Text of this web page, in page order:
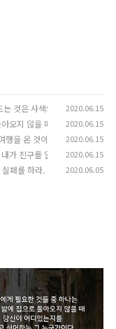
것은 사색의 힘이다. (0)
2020.06.15
오지 않을 때 당신이 어디있는
2020.06.15
을 온 것이다. 잠시만이라도
2020.06.15
가 친구를 알게 된다. (0)
2020.06.15
패를 하라. 2020.06.05